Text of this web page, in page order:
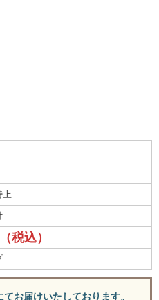
上
税込）
お届けいたしております。